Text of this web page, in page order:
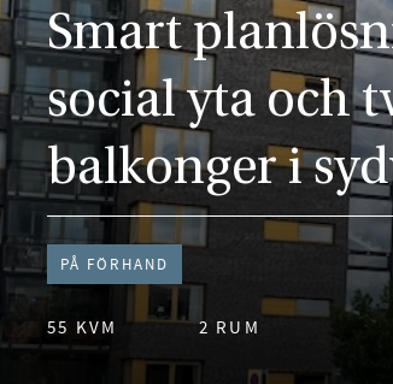
Smart
social yta och
balkonger i
PÅ FÖRHAND
55 KVM 2 RUM